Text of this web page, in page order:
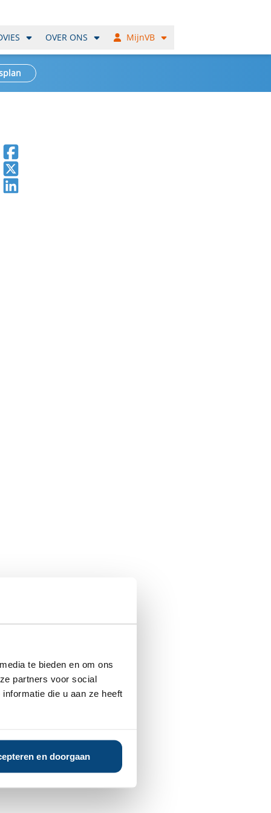
te bieden en om ons
partners voor social
die u aan ze heeft
en doorgaan
OVER ONS MijnVB
Deel op Facebook
Deel op X
Deel op LinkedIn